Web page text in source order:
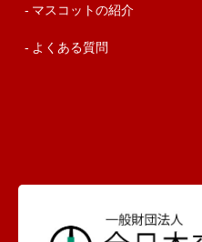
マスコットの紹介
よくある質問